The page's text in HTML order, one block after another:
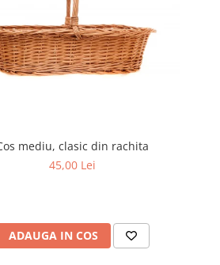
mediu, clasic din rachita
45,00 Lei
ADAUGA IN COS